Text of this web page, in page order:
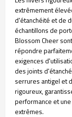
extrêmement
d'étanchéité et de
échantillons de
Blossom Cheer
répondre
exigences
des joints
serrures antigel et
rigoureux,
performance et
extrêmes.